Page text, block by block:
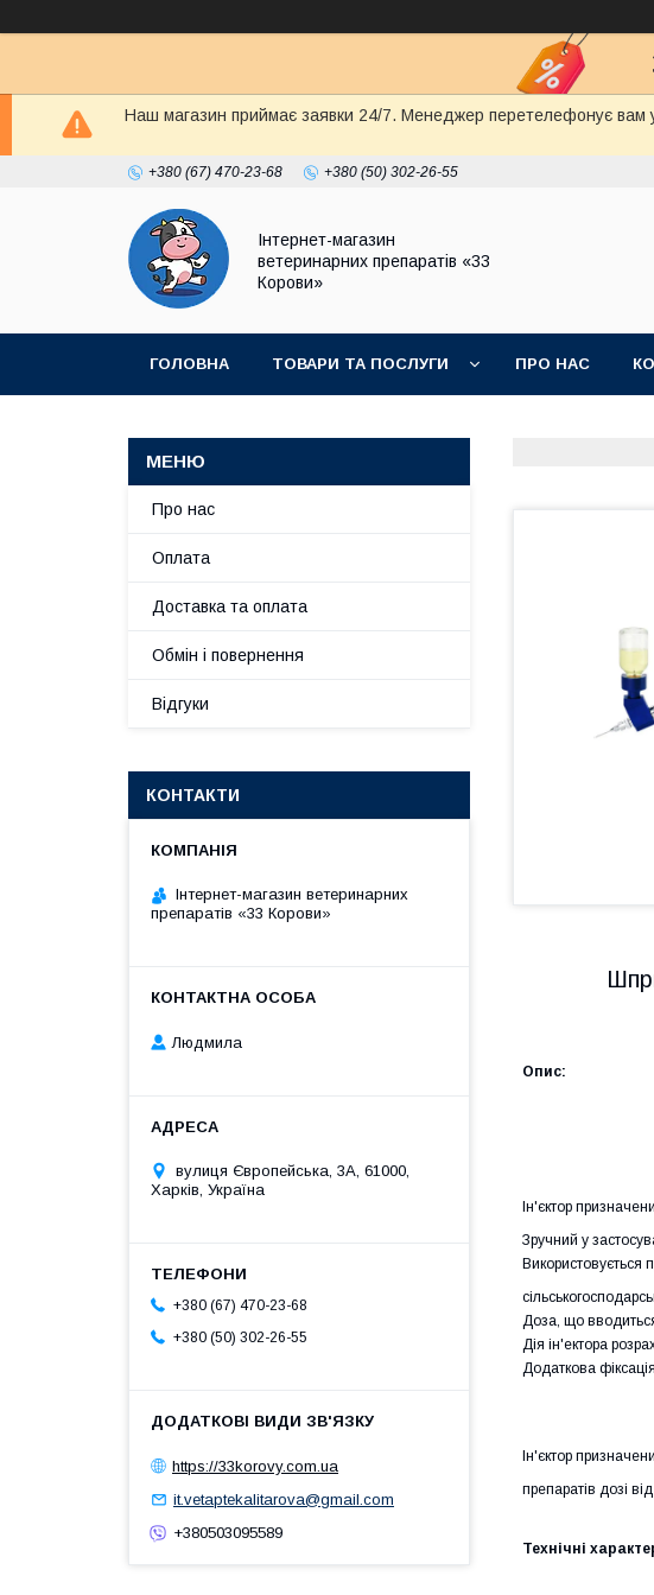
Наш магазин приймає заявки 24/7. Менеджер перетелефонує вам у
+380 (67) 470-23-68 +380 (50) 302-26-55
Інтернет-магазин
ветеринарних препаратів «33
Корови»
ГОЛОВНА ТОВАРИ ТА ПОСЛУГИ ПРО НАС
Опис:
Ін'єктор
Зручний у
Використовується
Доза, що
Дія ін'ектора
Додаткова
Ін'єктор
препаратів дозі
Технічні
Про нас
Оплата
Доставка та оплата
Обмін і повернення
Відгуки
КОНТАКТИ
Інтернет-магазин ветеринарних
препаратів «33 Корови»
Людмила
вулиця Європейська, 3А, 61000,
Харків, Україна
+380 (67) 470-23-68
+380 (50) 302-26-55
https://33korovy.com.ua
it.vetaptekalitarova@gmail.com
+380503095589